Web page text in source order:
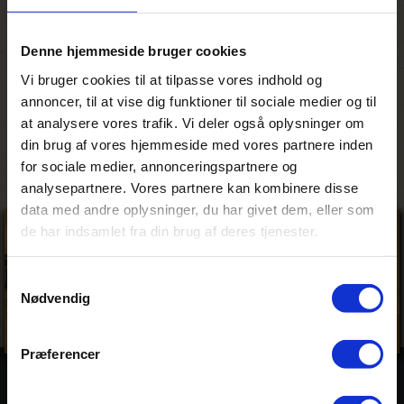
Denne hjemmeside bruger cookies
Vi bruger cookies til at tilpasse vores indhold og
annoncer, til at vise dig funktioner til sociale medier og til
at analysere vores trafik. Vi deler også oplysninger om
din brug af vores hjemmeside med vores partnere inden
for sociale medier, annonceringspartnere og
analysepartnere. Vores partnere kan kombinere disse
data med andre oplysninger, du har givet dem, eller som
de har indsamlet fra din brug af deres tjenester.
Nødvendig
Præferencer
stedet.
Personligt minde
Vi boede på Rissington Inn i to nætter og
følte os yderst godt hjemme og godt tilpas.
Det er et skønt sted og får vores varmeste
anbefalinger.